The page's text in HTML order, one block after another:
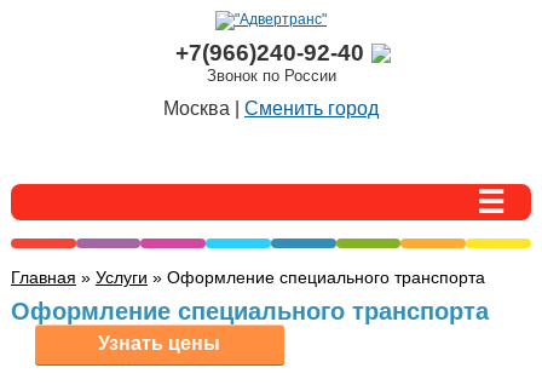
+7(966)240-92-40
Звонок по России
Москва | Сменить город
Главная » Услуги » Оформление специального транспорта
Оформление специального транспорта